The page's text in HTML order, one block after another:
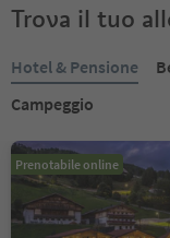
Trova il tuo
Hotel & Pensione
Campeggio
Prenotabile online